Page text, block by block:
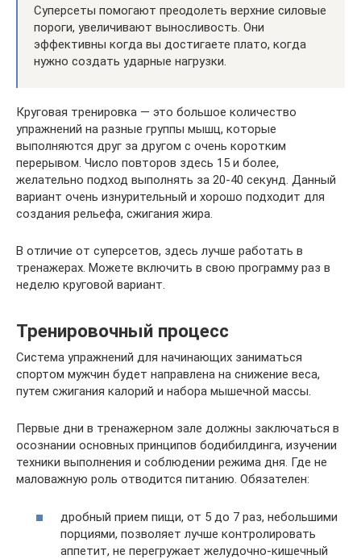
Суперсеты помогают преодолеть верхние силовые
пороги, увеличивают выносливость. Они
эффективны когда вы достигаете плато, когда
нужно создать ударные нагрузки.
Круговая тренировка — это большое количество
упражнений на разные группы мышц, которые
выполняются друг за другом с очень коротким
перерывом. Число повторов здесь 15 и более,
желательно подход выполнять за 20-40 секунд. Данный
вариант очень изнурительный и хорошо подходит для
создания рельефа, сжигания жира.
В отличие от суперсетов, здесь лучше работать в
тренажерах. Можете включить в свою программу раз в
неделю круговой вариант.
Тренировочный процесс
Система упражнений для начинающих заниматься
спортом мужчин будет направлена на снижение веса,
путем сжигания калорий и набора мышечной массы.
Первые дни в тренажерном зале должны заключаться в
осознании основных принципов бодибилдинга, изучении
техники выполнения и соблюдении режима дня. Где не
маловажную роль отводится питанию. Обязателен:
дробный прием пищи, от 5 до 7 раз, небольшими
порциями, позволяет лучше контролировать
аппетит, не перегружает желудочно-кишечный